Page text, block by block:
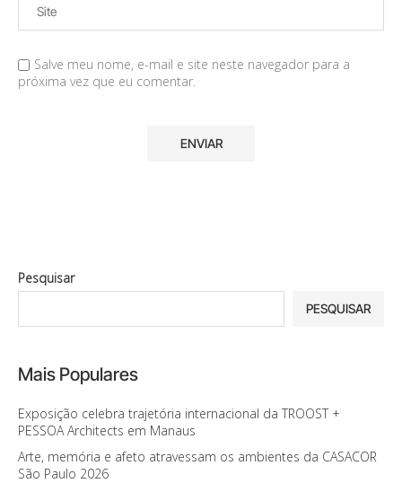
Salve meu nome, e-mail e site neste navegador para a
próxima vez que eu comentar.
Pesquisar
PESQUISAR
Mais Populares
Exposição celebra trajetória internacional da TROOST +
PESSOA Architects em Manaus
Arte, memória e afeto atravessam os ambientes da CASACOR
São Paulo 2026